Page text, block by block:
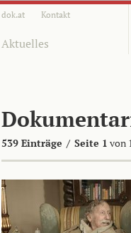
dok.at Kontakt
Aktuelles
539 Einträge / Seite 1 von